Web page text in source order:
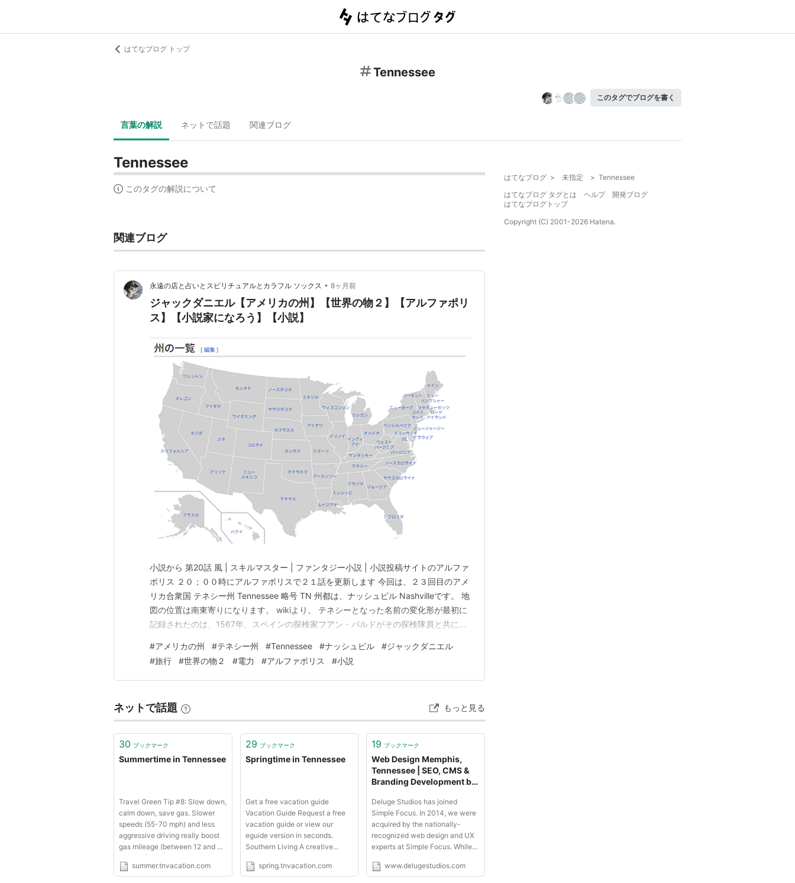
はてなブログ トップ
Tennessee
このタグでブログを書く
言葉の解説 ネットで話題 関連ブログ
Tennessee
このタグの解説について
関連ブログ
永遠の店と占いとスピリチュアルとカラフル ソックス • 8ヶ月前
ジャックダニエル【アメリカの州】【世界の物２】【アルファポリ
ス】【小説家になろう】【小説】
小説から 第20話 風 | スキルマスター | ファンタジー小説 | 小説投稿サイトのアルファ
ポリス ２０；００時にアルファポリスで２１話を更新します 今回は、２３回目のアメ
リカ合衆国 テネシー州 Tennessee 略号 TN 州都は、ナッシュビル Nashvilleです。 地
図の位置は南東寄りになります。 wikiより。 テネシーとなった名前の変化形が最初に
記録されたのは、1567年、スペインの探検家フアン・パルドがその探検隊員と共に、
ディアンの集落を通過したときだった。18世紀初期、イギリス人交易業者が…
#アメリカの州 #テネシー州 #Tennessee #ナッシュビル #ジャックダニエル
#旅行 #世界の物２ #電力 #アルファポリス #小説
ネットで話題 もっと見る
30 ブックマーク
Summertime in Tennessee
Travel Green Tip #8: Slow down,
calm down, save gas. Slower
speeds (55-70 mph) and less
aggressive driving really boost
gas mileage (between 12 and 31
percent!). Leave the high
speeds, hard braking and
summer.tnvacation.com
29 ブックマーク
Springtime in Tennessee
Get a free vacation guide
Vacation Guide Request a free
vacation guide or view our
eguide version in seconds.
Southern Living A creative
alive in Tennessee. read the
spring.tnvacation.com
19 ブックマーク
Web Design Memphis,
Tennessee | SEO, CMS &
Branding Development by
Deluge Studios has joined
Simple Focus. In 2014, we were
acquired by the nationally-
recognized web design and UX
experts at Simple Focus. While
name go away, we're proud of
www.delugestudios.com
はてなブログ > 未指定 > Tennessee
はてなブログ タグとは
ヘルプ
開発ブログ
はてなブログトップ
Copyright (C) 2001-2026 Hatena.